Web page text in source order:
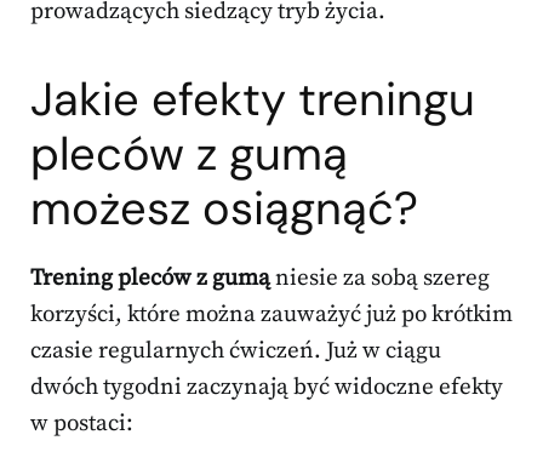
prowadzących siedzący tryb życia.
Jakie efekty treningu
pleców z gumą
możesz osiągnąć?
Trening pleców z gumąniesie za sobą szereg
korzyści, które można zauważyć już po krótkim
czasie regularnych ćwiczeń. Już w ciągu
dwóch tygodni zaczynają być widoczne efekty
w postaci: